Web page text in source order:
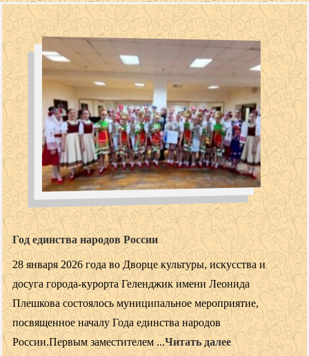
Год единства народов России
28 января 2026 года во Дворце культуры, искусства и
досуга города-курорта Геленджик имени Леонида
Плешкова состоялось муниципальное мероприятие,
посвященное началу Года единства народов
России.Первым заместителем ...Читать далее